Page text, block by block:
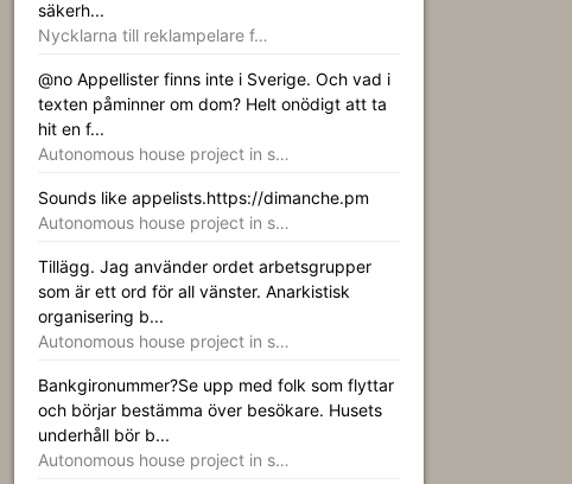
säkerh...
Nycklarna till reklampelare f…
@no Appellister finns inte i Sverige. Och vad i
texten påminner om dom? Helt onödigt att ta
hit en f...
Autonomous house project in s…
Sounds like appelists.https://dimanche.pm
Autonomous house project in s…
Tillägg. Jag använder ordet arbetsgrupper
som är ett ord för all vänster. Anarkistisk
organisering b...
Autonomous house project in s…
Bankgironummer?Se upp med folk som flyttar
och börjar bestämma över besökare. Husets
underhåll bör b...
Autonomous house project in s…